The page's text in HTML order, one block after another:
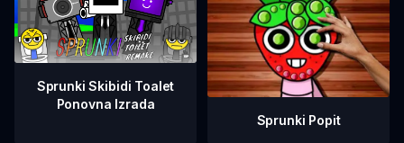
Sprunki Skibidi Toalet
Ponovna Izrada
Sprunki Popit